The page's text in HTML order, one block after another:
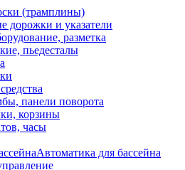
(трамплины)
дорожки и указатели
разметка
пьедесталы
панели поворота
корзины
часы
Автоматика для бассейна